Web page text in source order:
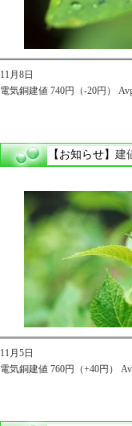
11月8日
電気銅建値 740円（-20円）
【お知らせ】 建
11月5日
電気銅建値 760円（+40円）